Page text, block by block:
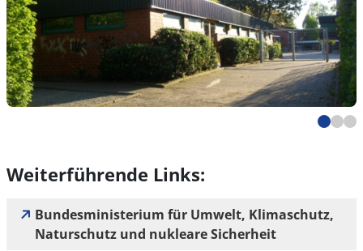
Weiterführende Links:
Bundesministerium für Umwelt, Klimaschutz,
Naturschutz und nukleare Sicherheit